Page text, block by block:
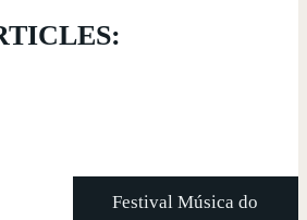
Festival Música do